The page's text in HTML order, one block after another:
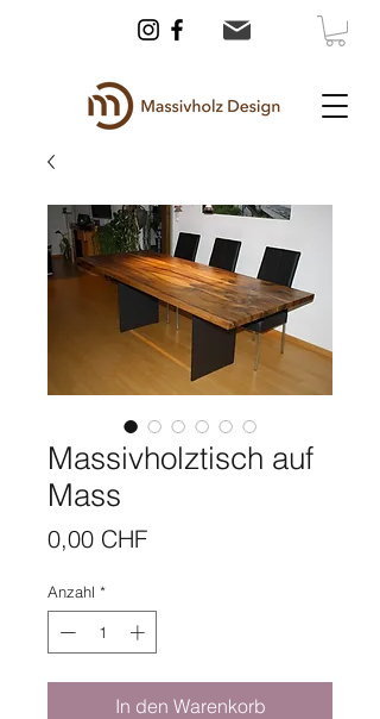
Massivholztisch auf
Mass
0,00 CHFPreis
Anzahl *
In den Warenkorb